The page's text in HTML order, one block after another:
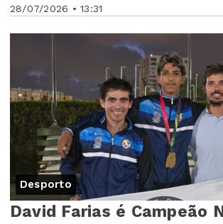
28/07/2026 • 13:31
Desporto
David Farias é Campeão